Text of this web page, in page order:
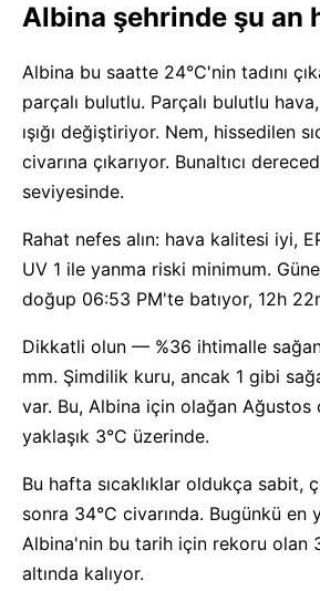
Albina şehrinde şu an
Albina bu saatte 24°C'nin tadını
parçalı bulutlu. Parçalı bulutlu
ışığı değiştiriyor. Nem, hissedilen
civarına çıkarıyor. Bunaltıcı
seviyesinde.
Rahat nefes alın: hava kalitesi iyi,
UV 1 ile yanma riski minimum.
doğup 06:53 PM'te batıyor, 12h
Dikkatli olun — %36 ihtimalle
mm. Şimdilik kuru, ancak 1 gibi
var. Bu, Albina için olağan Ağustos
yaklaşık 3°C üzerinde.
Bu hafta sıcaklıklar oldukça sabit,
sonra 34°C civarında. Bugünkü en
Albina'nin bu tarih için rekoru olan
altında kalıyor.